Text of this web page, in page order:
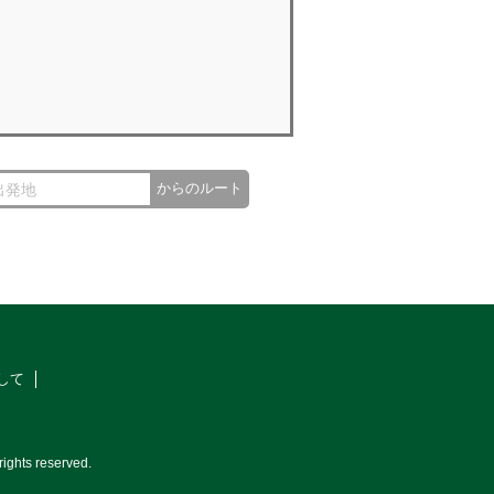
からのルート
て
reserved.